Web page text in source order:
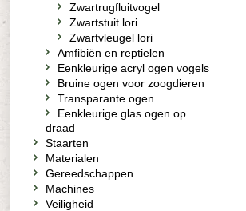
Zwartrugfluitvogel
Zwartstuit lori
Zwartvleugel lori
Amfibiën en reptielen
Eenkleurige acryl ogen vogels
Bruine ogen voor zoogdieren
Transparante ogen
Eenkleurige glas ogen op
draad
Staarten
Materialen
Gereedschappen
Machines
Veiligheid